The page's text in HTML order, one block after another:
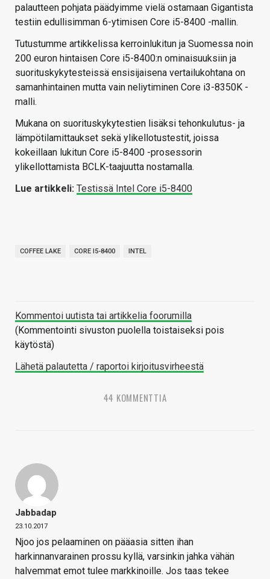
palautteen pohjata päädyimme vielä ostamaan Gigantista
testiin edullisimman 6-ytimisen Core i5-8400 -mallin.
Tutustumme artikkelissa kerroinlukitun ja Suomessa noin
200 euron hintaisen Core i5-8400:n ominaisuuksiin ja
suorituskykytesteissä ensisijaisena vertailukohtana on
samanhintainen mutta vain neliytiminen Core i3-8350K -
malli.
Mukana on suorituskykytestien lisäksi tehonkulutus- ja
lämpötilamittaukset sekä ylikellotustestit, joissa
kokeillaan lukitun Core i5-8400 -prosessorin
ylikellottamista BCLK-taajuutta nostamalla.
Lue artikkeli: Testissä Intel Core i5-8400
COFFEE LAKE CORE I5-8400 INTEL
Kommentoi uutista tai artikkelia foorumilla
(Kommentointi sivuston puolella toistaiseksi pois
käytöstä)
Lähetä palautetta / raportoi kirjoitusvirheestä
44 KOMMENTTIA
Jabbadap
23.10.2017
Njoo jos pelaaminen on pääasia sitten ihan
harkinnanvarainen prossu kyllä, varsinkin jahka vähän
halvemmat emot tulee markkinoille. Jos taas tekee